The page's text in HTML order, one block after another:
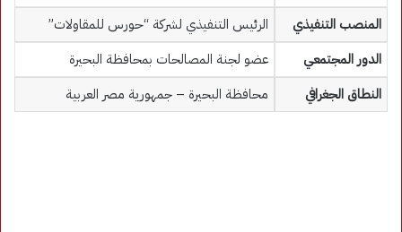
المنصب التنفيذي
الرئيس التنفيذي لشركة “حورس للمقاولات”
الدور المجتمعي
عضو لجنة المصالحات بمحافظة البحيرة
النطاق الجغرافي
محافظة البحيرة – جمهورية مصر العربية